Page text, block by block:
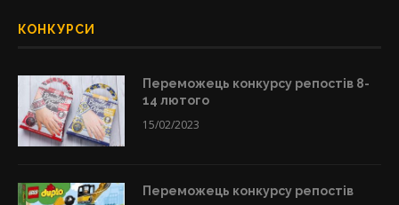
КОНКУРСИ
Переможець конкурсу репостів 8-
14 лютого
15/02/2023
Переможець конкурсу репостів